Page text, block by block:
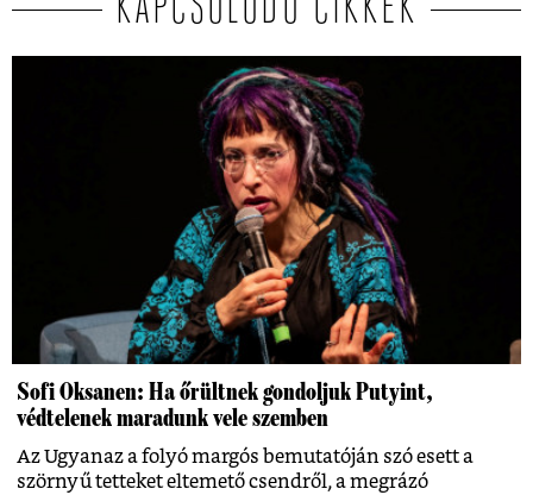
Sofi Oksanen: Ha őrültnek gondoljuk Putyint,
védtelenek maradunk vele szemben
Az Ugyanaz a folyó margós bemutatóján szó esett a
szörnyű tetteket eltemető csendről, a megrázó